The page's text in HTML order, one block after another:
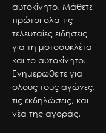
αυτοκίνητο. Μάθετε
πρώτοι ολα τις
τελευταίες ειδήσεις
για τη μοτοσυκλέτα
και το αυτοκίνητο.
Ενημερωθείτε για
ολους τους αγώνες,
τις εκδηλώσεις, και
νέα της αγοράς.